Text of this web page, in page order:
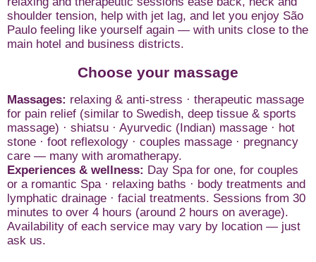
shoulder tension, help with jet lag, and let you enjoy São
Paulo feeling like yourself again — with units close to the
main hotel and business districts.
Choose your massage
Massages: relaxing & anti-stress · therapeutic massage
for pain relief (similar to Swedish, deep tissue & sports
massage) · shiatsu · Ayurvedic (Indian) massage · hot
stone · foot reflexology · couples massage · pregnancy
care — many with aromatherapy.
Experiences & wellness: Day Spa for one, for couples
or a romantic Spa · relaxing baths · body treatments and
lymphatic drainage · facial treatments. Sessions from 30
minutes to over 4 hours (around 2 hours on average).
Availability of each service may vary by location — just
ask us.